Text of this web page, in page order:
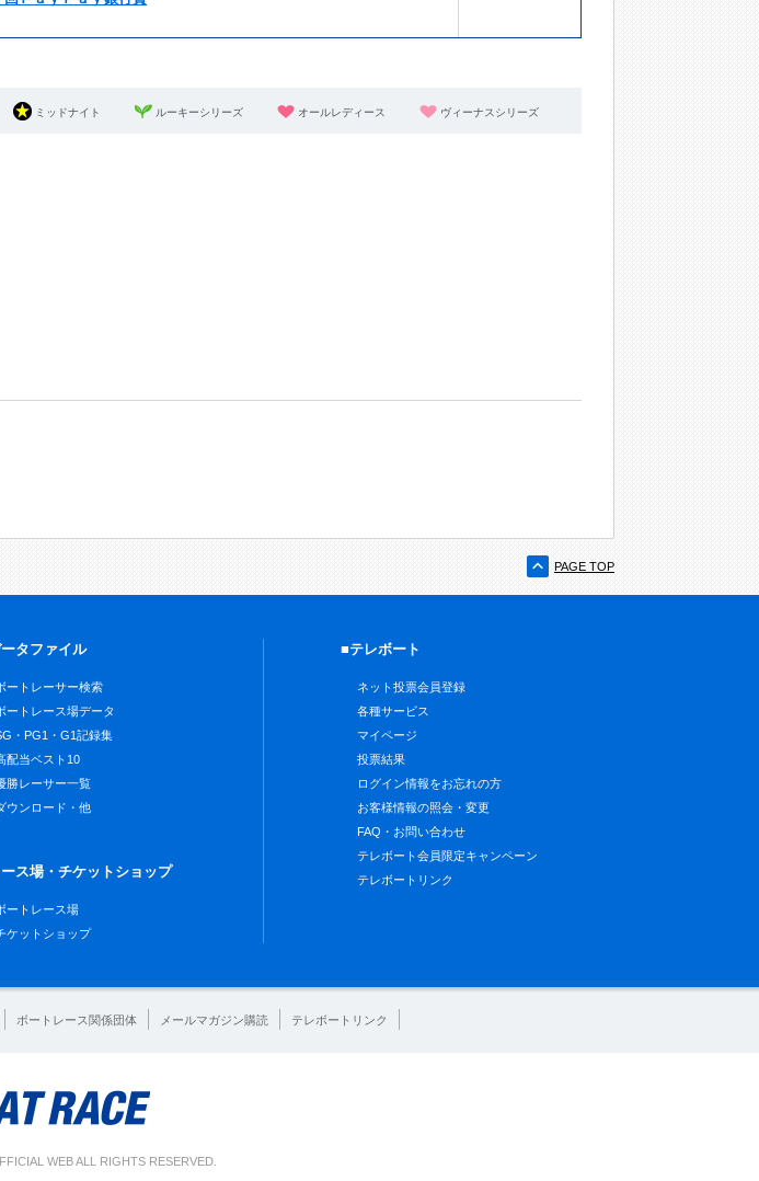
ミッドナイト ルーキーシリーズ オールレディース ヴィーナスシリーズ
PAGE TOP
タファイル
ートレーサー検索
ートレース場データ
・PG1・G1記録集
配当ベスト10
勝レーサー一覧
ウンロード・他
ス場・チケットショップ
ートレース場
ケットショップ
■テレボート
ネット投票会員登録
各種サービス
マイページ
投票結果
ログイン情報をお忘れの方
お客様情報の照会・変更
FAQ・お問い合わせ
テレボート会員限定キャンペーン
テレボートリンク
ボートレース関係団体 メールマガジン購読 テレボートリンク
WEB ALL RIGHTS RESERVED.